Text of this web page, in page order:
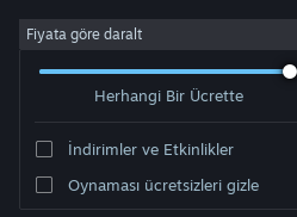
Giriş yap
Fiyata göre daralt
Herhangi Bir Ücrette
İndirimler ve Etkinlikler
Oynaması ücretsizleri gizle
Yayıncı: prosto